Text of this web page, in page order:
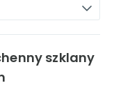
szklany